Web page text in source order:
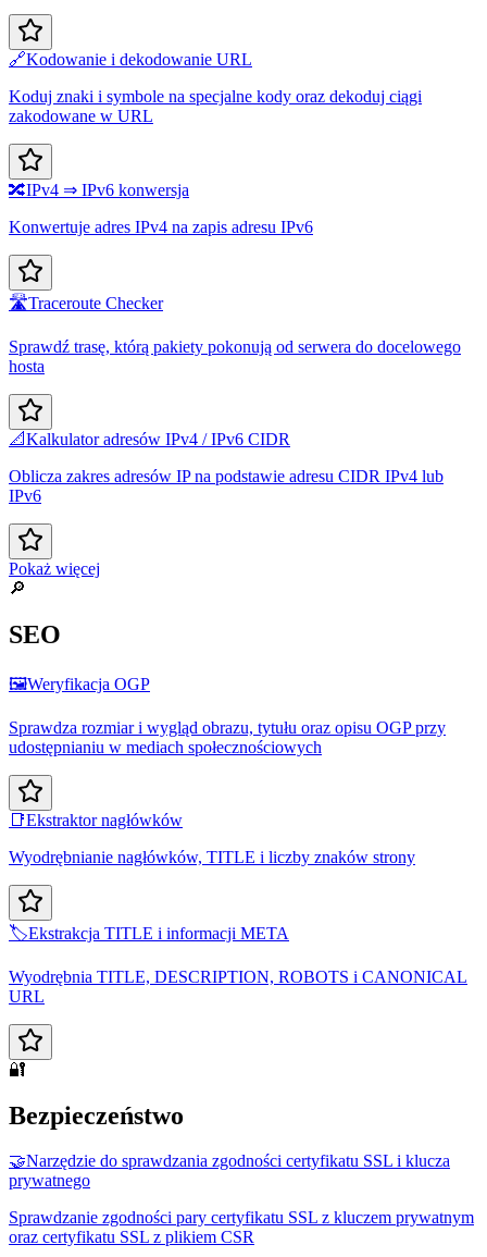
🔗Kodowanie i dekodowanie URL
Koduj znaki i symbole na specjalne kody oraz dekoduj ciągi
zakodowane w URL
🔀IPv4 ⇒ IPv6 konwersja
Konwertuje adres IPv4 na zapis adresu IPv6
🛣️Traceroute Checker
Sprawdź trasę, którą pakiety pokonują od serwera do docelowego
hosta
📐Kalkulator adresów IPv4 / IPv6 CIDR
Oblicza zakres adresów IP na podstawie adresu CIDR IPv4 lub
IPv6
Pokaż więcej
🔎
SEO
🖼️Weryfikacja OGP
Sprawdza rozmiar i wygląd obrazu, tytułu oraz opisu OGP przy
udostępnianiu w mediach społecznościowych
📑Ekstraktor nagłówków
Wyodrębnianie nagłówków, TITLE i liczby znaków strony
🏷️Ekstrakcja TITLE i informacji META
Wyodrębnia TITLE, DESCRIPTION, ROBOTS i CANONICAL
URL
🔐
Bezpieczeństwo
🤝Narzędzie do sprawdzania zgodności certyfikatu SSL i klucza
prywatnego
Sprawdzanie zgodności pary certyfikatu SSL z kluczem prywatnym
oraz certyfikatu SSL z plikiem CSR